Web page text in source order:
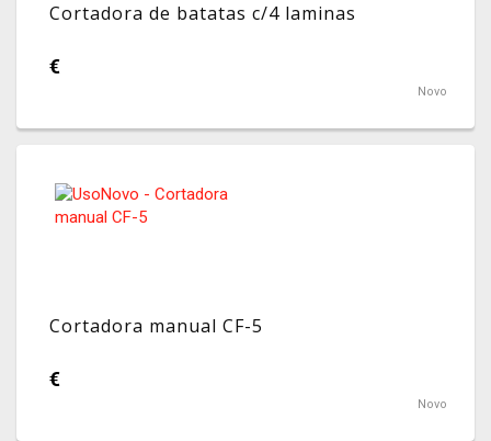
Cortadora de batatas c/4 laminas
€
Novo
Cortadora manual CF-5
€
Novo